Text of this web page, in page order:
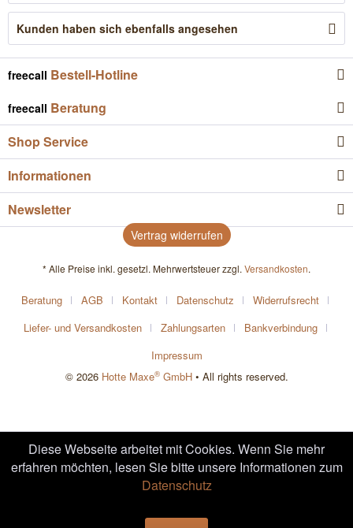
Kunden haben sich ebenfalls angesehen
freecall Bestell-Hotline
freecall Beratung
Shop Service
Informationen
Newsletter
Vertrag widerrufen
* Alle Preise inkl. gesetzl. Mehrwertsteuer zzgl. Versandkosten.
Beratung AGB Kontakt Datenschutz
Widerrufsrecht
Liefer- und Versandkosten
Zahlungsarten
Bankverbindung
Impressum
© 2026 Hotte Maxe®GmbH• All rights reserved.
Diese Webseite arbeitet mit Cookies. Wenn Sie mehr
erfahren möchten, lesen Sie bitte unsere Informationen zum
Datenschutz